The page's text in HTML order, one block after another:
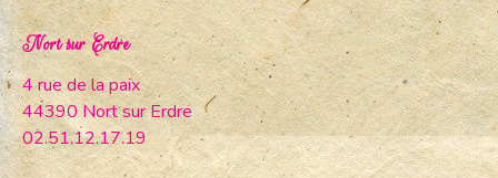
Nort sur Erdre
4 rue de la paix
44390 Nort sur Erdre
02.51.12.17.19